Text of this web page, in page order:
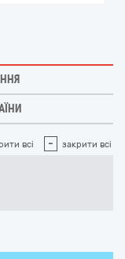
всі - закрити всі